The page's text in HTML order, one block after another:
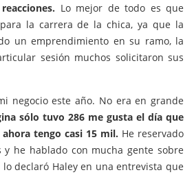
Lo mejor de todo es que
la carrera de la chica, ya que la
un emprendimiento en su ramo, la
sesión muchos solicitaron sus
negocio este año. No era en grande
sólo tuvo 286 me gusta el día que
tengo casi 15 mil. He reservado
y he hablado con mucha gente sobre
lo declaró Haleyen una entrevista que